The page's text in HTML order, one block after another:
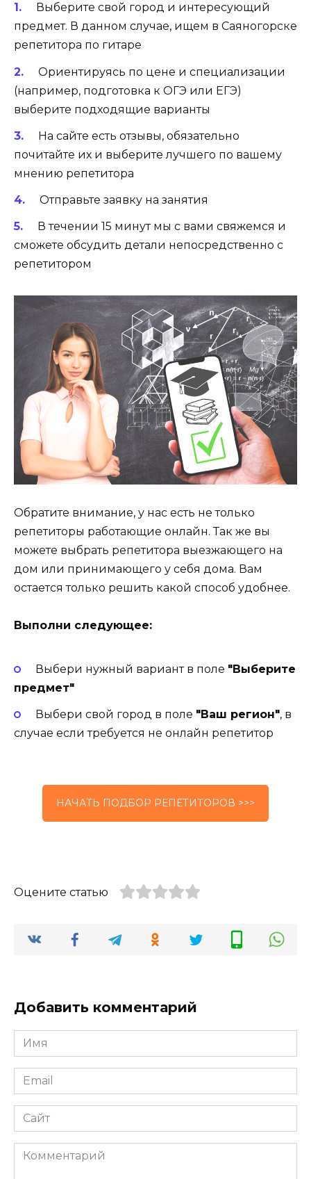
Выберите свой город и интересующий
предмет. В данном случае, ищем в Саяногорске
репетитора по гитаре
Ориентируясь по цене и специализации
(например, подготовка к ОГЭ или ЕГЭ)
выберите подходящие варианты
На сайте есть отзывы, обязательно
почитайте их и выберите лучшего по вашему
мнению репетитора
Отправьте заявку на занятия
В течении 15 минут мы с вами свяжемся и
сможете обсудить детали непосредственно с
репетитором
Обратите внимание, у нас есть не только
репетиторы работающие онлайн. Так же вы
можете выбрать репетитора выезжающего на
дом или принимающего у себя дома. Вам
остается только решить какой способ удобнее.
Выполни следующее:
Выбери нужный вариант в поле "Выберите
предмет"
Выбери свой город в поле "Ваш регион", в
случае если требуется не онлайн репетитор
НАЧАТЬ ПОДБОР РЕПЕТИТОРОВ >>>
Оцените статью
Добавить комментарий
Имя
*
Email
*
Сайт
Комментарий